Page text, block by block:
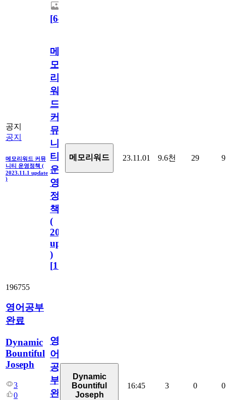
[64
공지
공지
메모리워드 커뮤
니티 운영정책 (
2023.11.1 update
)
메
모
리
워
드
커
뮤
니
티
운
영
정
책
(
2023.11.1
update
)
[110
메모리워드 23.11.01 9.6천 29 9
196755
영어공부
완료
Dynamic
Bountiful
Joseph
3
0
영
어
공
부
완
Dynamic
Bountiful
Joseph
16:45 3 0 0